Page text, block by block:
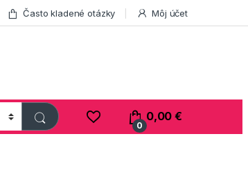
Často kladené otázky Môj účet
0
0,00€